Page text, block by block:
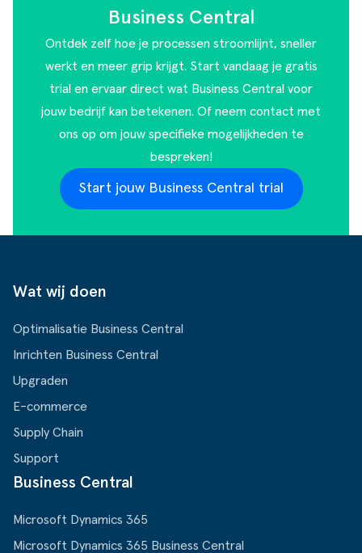
Business Central
Ontdek zelf hoe je processen stroomlijnt, sneller
werkt en meer grip krijgt. Start vandaag je gratis
trial en ervaar direct wat Business Central voor
jouw bedrijf kan betekenen. Of neem contact met
ons op om jouw specifieke mogelijkheden te
bespreken!
Start jouw Business Central trial
Wat wij doen
Optimalisatie Business Central
Inrichten Business Central
Upgraden
E-commerce
Supply Chain
Support
Business Central
Microsoft Dynamics 365
Microsoft Dynamics 365 Business Central